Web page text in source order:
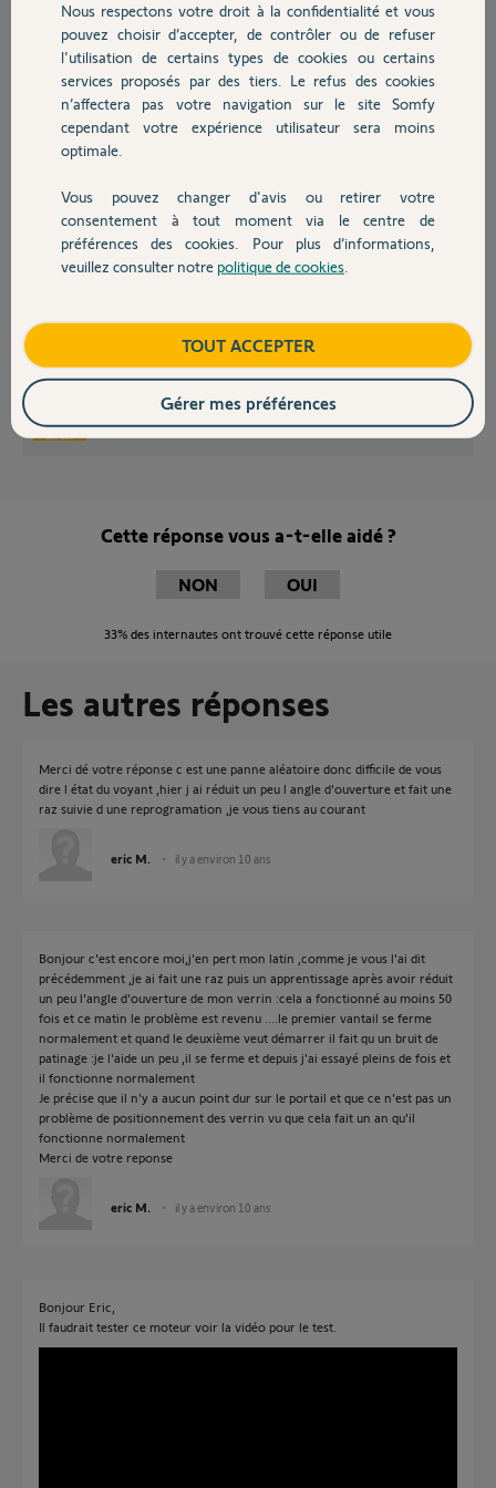
Chauffage
Autres produits
Devis avec un pro
Contact
il y a environ 10 ans
Participer au fil de discussion
Si vous enlevez les bras des pattes de fixations des ventaux, et que vous
faites fonctionner vos moteurs, avez-vous les mêmes problèmes de
blocage?
Lorsque le deuxième vantail bloque, le voyant Statut est-il allumé fixe ou
Pour la télécommande remplacez tout de même la pile pour lever le
Sylvain C. il y a environ 10 ans
Cette réponse vous a-t-elle aidé ?
NON OUI
33% des internautes ont trouvé cette réponse utile
Les autres réponses
Merci dé votre réponse c est une panne aléatoire donc difficile de vous
dire l état du voyant ,hier j ai réduit un peu l angle d'ouverture et fait une
raz suivie d une reprogramation ,je vous tiens au courant
eric M. il y a environ 10 ans
Bonjour c'est encore moi,j'en pert mon latin ,comme je vous l'ai dit
précédemment ,je ai fait une raz puis un apprentissage après avoir réduit
un peu l'angle d'ouverture de mon verrin :cela a fonctionné au moins 50
fois et ce matin le problème est revenu ....le premier vantail se ferme
normalement et quand le deuxième veut démarrer il fait qu un bruit de
patinage :je l'aide un peu ,il se ferme et depuis j'ai essayé pleins de fois et
il fonctionne normalement
Je précise que il n'y a aucun point dur sur le portail et que ce n'est pas un
problème de positionnement des verrin vu que cela fait un an qu'il
fonctionne normalement
Merci de votre reponse
eric M. il y a environ 10 ans
Bonjour Eric,
Il faudrait tester ce moteur voir la vidéo pour le test.
Nous respectons votre droit à la confidentialité et vous
pouvez choisir d’accepter, de contrôler ou de refuser
l'utilisation de certains types de cookies ou certains
services proposés par des tiers. Le refus des cookies
n’affectera pas votre navigation sur le site Somfy
cependant votre expérience utilisateur sera moins
optimale.
Vous pouvez changer d'avis ou retirer votre
consentement à tout moment via le centre de
préférences des cookies. Pour plus d’informations,
veuillez consulter notre politique de cookies
TOUT ACCEPTER
Gérer mes préférences